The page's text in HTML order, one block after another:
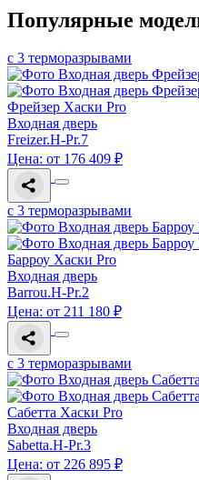
Популярные
с 3 терморазрывами
Фрейзер Хаски Pro
Входная дверь
Freizer.H-Pr.7
Цена: от 176 409 ₽
с 3 терморазрывами
Барроу Хаски Pro
Входная дверь
Barrou.H-Pr.2
Цена: от 211 180 ₽
с 3 терморазрывами
Сабетта Хаски Pro
Входная дверь
Sabetta.H-Pr.3
Цена: от 226 895 ₽